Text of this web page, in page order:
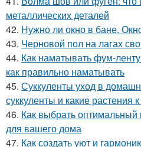
металлических деталей
42. Нужно ли окно в бане.
43. Черновой пол на лагах
44. Как наматывать фум-
как правильно наматывать
45. Суккуленты уход в
суккуленты и какие растения
46. Как выбрать
для вашего дома
47. Как создать уют и